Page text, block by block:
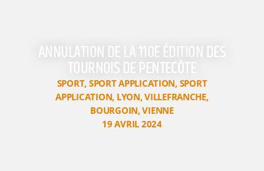
ANNULATION DE LA 110E ÉDITION DES
TOURNOIS DE PENTECÔTE
SPORT, SPORT APPLICATION, SPORT
APPLICATION, LYON,VILLEFRANCHE,
BOURGOIN,VIENNE
19 AVRIL 2024